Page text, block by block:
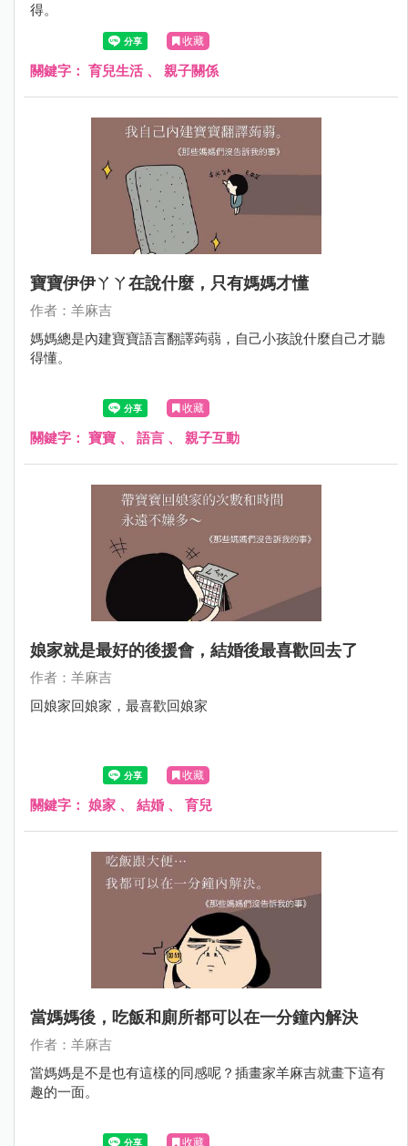
得。
收藏
關鍵字： 育兒生活、 親子關係
寶寶伊伊ㄚㄚ在說什麼，只有媽媽才懂
作者：羊麻吉
媽媽總是內建寶寶語言翻譯蒟蒻，自己小孩說什麼自己才聽
得懂。
收藏
關鍵字： 寶寶 、 語言 、 親子互動
娘家就是最好的後援會，結婚後最喜歡回去了
作者：羊麻吉
回娘家回娘家，最喜歡回娘家
收藏
關鍵字： 娘家 、 結婚 、 育兒
當媽媽後，吃飯和廁所都可以在一分鐘內解決
作者：羊麻吉
當媽媽是不是也有這樣的同感呢？插畫家羊麻吉就畫下這有
趣的一面。
收藏